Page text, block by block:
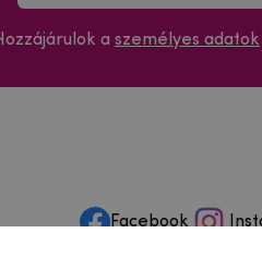
a személyes adatok
Facebook